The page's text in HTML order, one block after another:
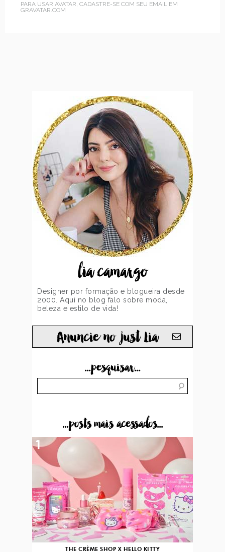
PARA USAR AVATAR, CADASTRE-SE COM SEU EMAIL EM
GRAVATAR.COM
lia camargo
Designer por formação e blogueira desde
2000. Aqui no blog falo sobre moda,
beleza e estilo de vida!
Anuncie no just Lia
...pesquisar...
...posts mais acessados...
THE CRÈME SHOP X HELLO KITTY
1